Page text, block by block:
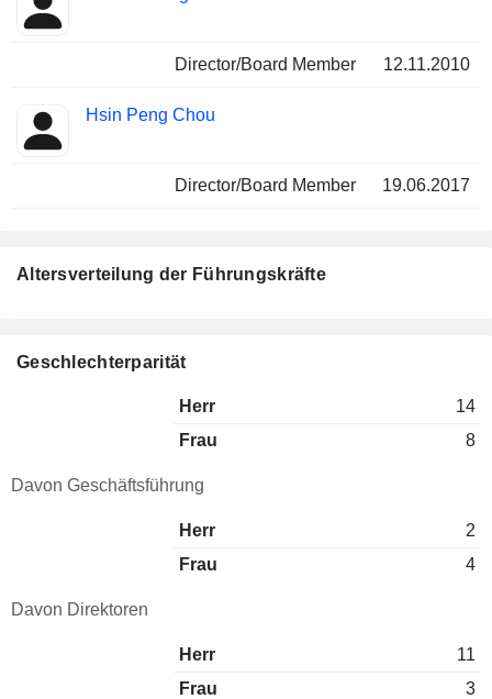
Director/Board Member 12.11.2010
Hsin Peng Chou
Director/Board Member 19.06.2017
Altersverteilung der Führungskräfte
Geschlechterparität
Herr
14
Frau
8
Davon Geschäftsführung
Herr
2
Frau
4
Davon Direktoren
Herr
11
Frau
3